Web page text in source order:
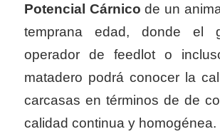
Potencial Cárnicode un
temprana edad, donde el
operador de feedlot o
matadero podrá conocer la
carcasas en términos de de
calidad continua y homogénea.